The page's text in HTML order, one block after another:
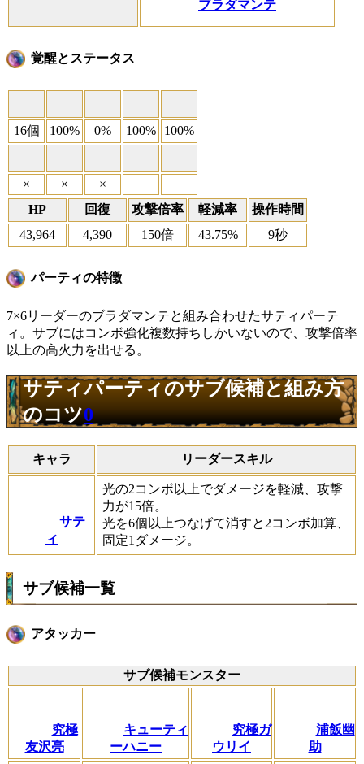
ブラダマンテ
覚醒とステータス
16個 100% 0% 100% 100%
× ×
×
HP
回復 攻撃倍率 軽減率
操作時間
43,964
4,390 150倍 43.75% 9秒
パーティの特徴
7×6リーダーのブラダマンテと組み合わせたサティパーテ
ィ。サブにはコンボ強化複数持ちしかいないので、攻撃倍率
以上の高火力を出せる。
サティパーティのサブ候補と組み方
のコツ0
キャラ リーダースキル
サテ
ィ
光の2コンボ以上でダメージを軽減、攻撃
力が15倍。
光を6個以上つなげて消すと2コンボ加算、
固定1ダメージ。
サブ候補一覧
アタッカー
サブ候補モンスター
究極
友沢亮
キューティ
ーハニー
究極ガ
ウリイ
浦飯幽
助